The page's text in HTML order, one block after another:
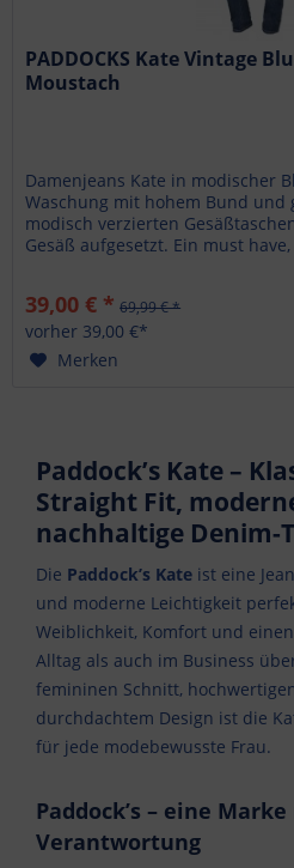
PADDOCKS Kate Vintage
Moustach
Damenjeans Kate in modischer
Waschung mit hohem Bund und
modisch verzierten
Gesäß aufgesetzt. Ein must
39,00 € * 69,99 € *
vorher 39,00 €*
Merken
Paddock’s Kate –
Straight Fit,
nachhaltige Denim-
Die Paddock’s Kate ist eine
und moderne Leichtigkeit
Weiblichkeit, Komfort und
Alltag als auch im Business
femininen Schnitt,
durchdachtem Design ist die
für jede modebewusste Frau.
Paddock’s – eine
Verantwortung